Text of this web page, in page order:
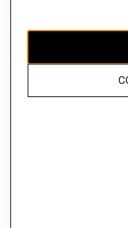
El contenido de esta